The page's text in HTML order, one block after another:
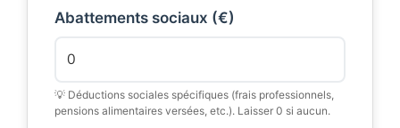
Abattements sociaux (€)
💡 Déductions sociales spécifiques (frais professionnels,
pensions alimentaires versées, etc.). Laisser 0 si aucun.